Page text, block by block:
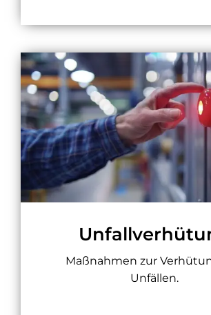
Maßnahmen zur
Unfällen.